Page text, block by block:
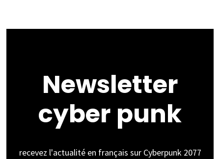
Newsletter
cyber punk
recevez l'actualité en français sur Cyberpunk 2077